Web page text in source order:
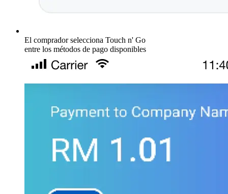
El comprador selecciona Touch n' Go
entre los métodos de pago disponibles